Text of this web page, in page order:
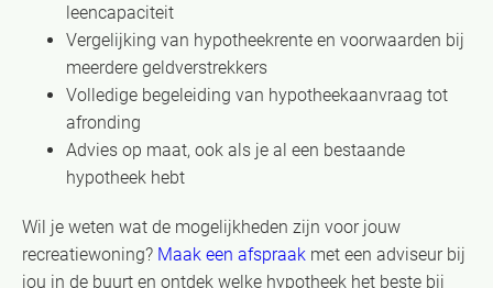
leencapaciteit
Vergelijking van hypotheekrente en voorwaarden bij
meerdere geldverstrekkers
Volledige begeleiding van hypotheekaanvraag tot
afronding
Advies op maat, ook als je al een bestaande
hypotheek hebt
Wil je weten wat de mogelijkheden zijn voor jouw
recreatiewoning? Maak een afspraak met een adviseur bij
jou in de buurt en ontdek welke hypotheek het beste bij